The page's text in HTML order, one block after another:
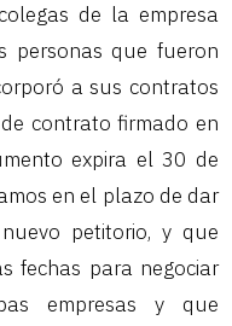
de la empresa
personas que fueron
a sus contratos
contrato firmado en
expira el 30 de
en el plazo de dar
petitorio, y que
fechas para negociar
empresas y que